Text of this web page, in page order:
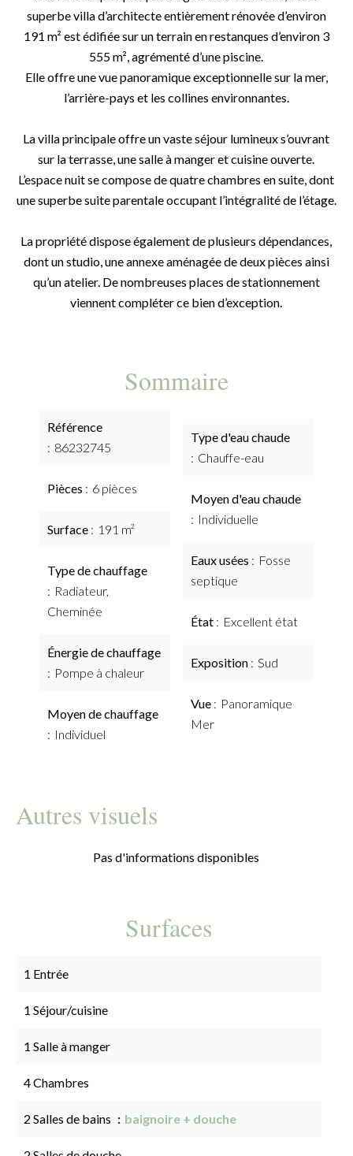
superbe villa d’architecte entièrement rénovée d’environ
191 m² est édifiée sur un terrain en restanques d’environ 3
555 m², agrémenté d’une piscine.
Elle offre une vue panoramique exceptionnelle sur la mer,
l’arrière-pays et les collines environnantes.
La villa principale offre un vaste séjour lumineux s’ouvrant
sur la terrasse, une salle à manger et cuisine ouverte.
L’espace nuit se compose de quatre chambres en suite, dont
une superbe suite parentale occupant l’intégralité de l’étage.
La propriété dispose également de plusieurs dépendances,
dont un studio, une annexe aménagée de deux pièces ainsi
qu’un atelier. De nombreuses places de stationnement
viennent compléter ce bien d’exception.
Sommaire
Référence
86232745
Pièces 6 pièces
Surface 191 m²
Type de chauffage
Radiateur,
Cheminée
Énergie de chauffage
Pompe à chaleur
Moyen de chauffage
Individuel
Type d'eau chaude
Chauffe-eau
Moyen d'eau chaude
Individuelle
Eaux usées
Fosse
septique
État Excellent état
Exposition Sud
Vue
Panoramique
Mer
Autres visuels
Pas d'informations disponibles
Surfaces
1 Entrée
1 Séjour/cuisine
1 Salle à manger
4 Chambres
2 Salles de bains baignoire + douche